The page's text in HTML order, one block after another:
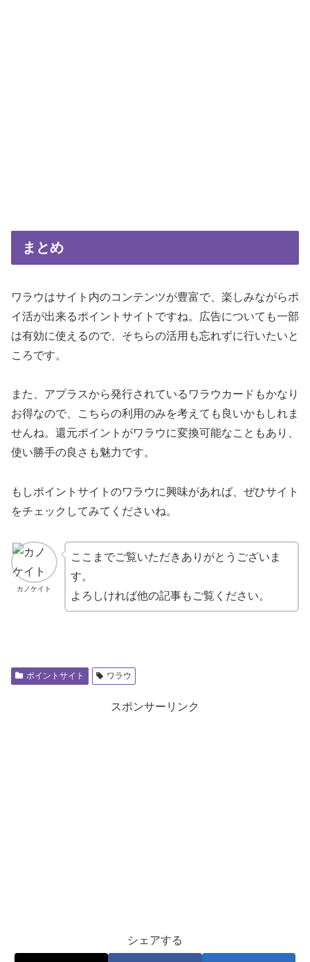
まとめ
ワラウはサイト内のコンテンツが豊富で、楽しみながらポ
イ活が出来るポイントサイトですね。広告についても一部
は有効に使えるので、そちらの活用も忘れずに行いたいと
ころです。
また、アプラスから発行されているワラウカードもかなり
お得なので、こちらの利用のみを考えても良いかもしれま
せんね。還元ポイントがワラウに変換可能なこともあり、
使い勝手の良さも魅力です。
もしポイントサイトのワラウに興味があれば、ぜひサイト
をチェックしてみてくださいね。
カノケイト
ここまでご覧いただきありがとうございま
す。
よろしければ他の記事もご覧ください。
ポイントサイト ワラウ
スポンサーリンク
シェアする